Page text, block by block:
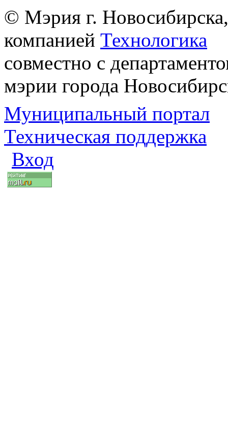
© Мэрия г.
компанией Технологика
совместно с
мэрии города
Муниципальный портал
Техническая поддержка
Вход